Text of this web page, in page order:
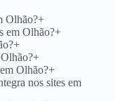
Olhão?+
em Olhão?+
+
+
Olhão?+
nos sites em